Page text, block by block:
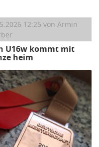
12:25 von Armin
U16w kommt mit
heim